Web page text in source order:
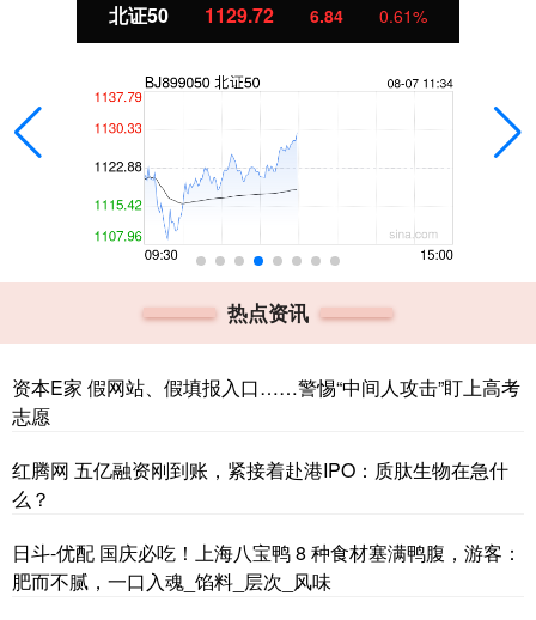
北证50 1129.72 6.84 0.61%
热点资讯
资本E家 假网站、假填报入口……警惕“中间人攻击”盯上高考
志愿
红腾网 五亿融资刚到账，紧接着赴港IPO：质肽生物在急什
么？
日斗-优配 国庆必吃！上海八宝鸭 8 种食材塞满鸭腹，游客：
肥而不腻，一口入魂_馅料_层次_风味